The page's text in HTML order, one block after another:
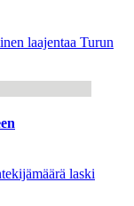
laajentaa Turun
laski